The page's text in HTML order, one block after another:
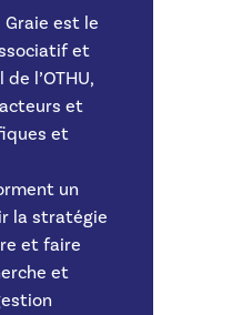
Graie est le
et
l’OTHU,
et
et
un
la stratégie
et faire
et